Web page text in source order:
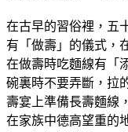
在古早的習俗裡，五
有「做壽」的儀式，
在做壽時吃麵線有「
碗裏時不要弄斷，拉
壽宴上準備長壽麵線
在家族中德高望重的